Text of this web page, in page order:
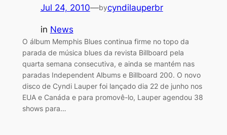
Jul 24, 2010—bycyndilauperbr
in News
O álbum Memphis Blues continua firme no topo da
parada de música blues da revista Billboard pela
quarta semana consecutiva, e ainda se mantém nas
paradas Independent Albums e Billboard 200. O novo
disco de Cyndi Lauper foi lançado dia 22 de junho nos
EUA e Canáda e para promovê-lo, Lauper agendou 38
shows para…